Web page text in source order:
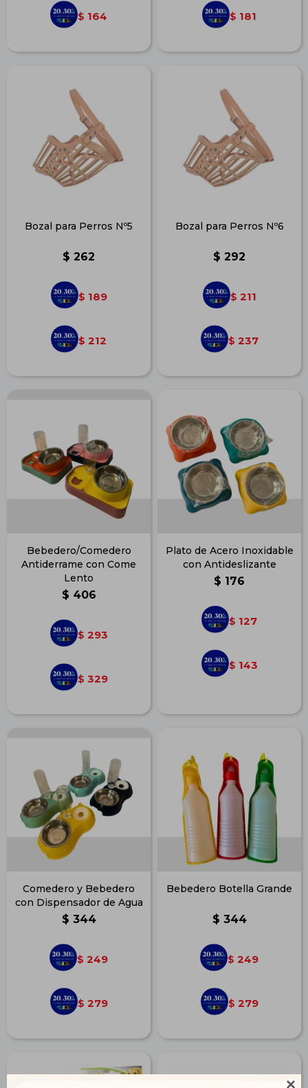

$ 164 $ 181
Bozal para Perros Nº5
$ 262
$ 189
$ 212
Bozal para Perros Nº6
$ 292
$ 211
$ 237
Bebedero/Comedero
Antiderrame con Come
Lento
$ 406
$ 293
$ 329
Plato de Acero Inoxidable
con Antideslizante
$ 176
$ 127
$ 143
Comedero y Bebedero
con Dispensador de Agua
$ 344
$ 249
$ 279
Bebedero Botella Grande
$ 344
$ 249
$ 279